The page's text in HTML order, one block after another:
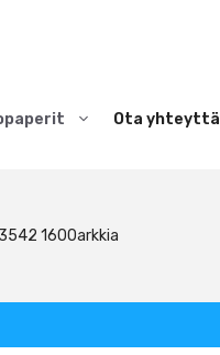
Ota yhteyttä
1600arkkia